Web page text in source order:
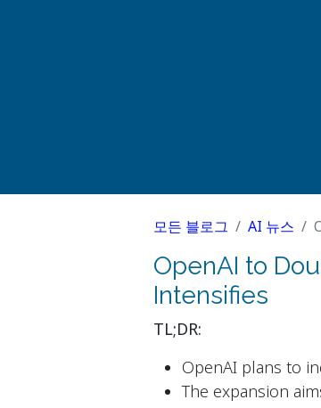
모든 블로그 AI 뉴스
OpenAI to
Intensifies
TL;DR:
OpenAI plans to
The expansion